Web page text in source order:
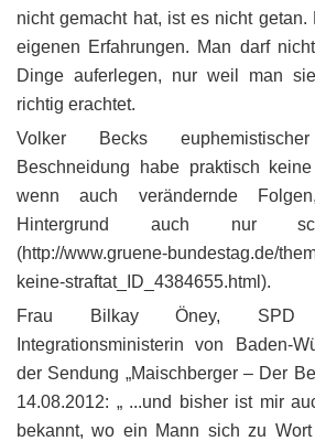
nicht gemacht hat, ist es nicht
eigenen Erfahrungen. Man darf
Dinge auferlegen, nur weil man
richtig erachtet.
Volker Becks
Beschneidung habe praktisch
wenn auch verändernde
Hintergrund auch nur
(http://www.gruene-bundestag.de/
keine-straftat_ID_4384655.html).
Frau Bilkay Öney, SPD
Integrationsministerin von Baden-
der Sendung „Maischberger – Der
14.08.2012: „ ...und bisher ist mir
bekannt, wo ein Mann sich zu